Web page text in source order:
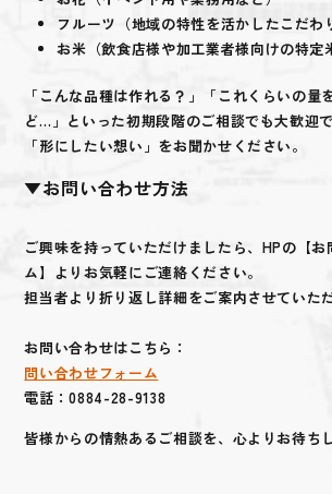
フルーツ （地域の特性を活かしたこだわ
お米 （飲食店様や加工業者様向けの特定
「こんな品種は作れる？」「これくらいの量
ど…」といった初期段階のご相談でも大歓迎
「形にしたい想い」をお聞かせください。
▼お問い合わせ方法
ご興味を持っていただけましたら、HPの【
ム】よりお気軽にご連絡ください。
担当者より折り返し詳細をご案内させていた
お問い合わせはこちら：
問い合わせフォーム
電話：0884-28-9138
皆様からの情熱あるご相談を、心よりお待ち